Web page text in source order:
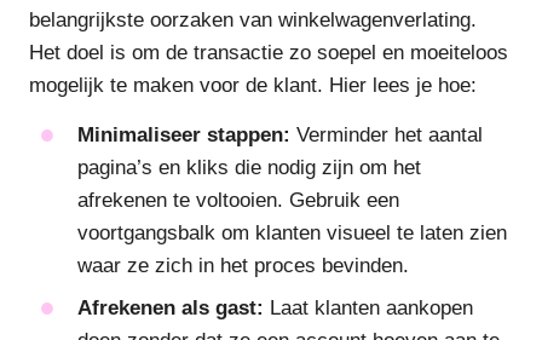
belangrijkste oorzaken van winkelwagenverlating.
Het doel is om de transactie zo soepel en moeiteloos
mogelijk te maken voor de klant. Hier lees je hoe:
Minimaliseer stappen: Verminder het aantal
pagina’s en kliks die nodig zijn om het
afrekenen te voltooien. Gebruik een
voortgangsbalk om klanten visueel te laten zien
waar ze zich in het proces bevinden.
Afrekenen als gast: Laat klanten aankopen